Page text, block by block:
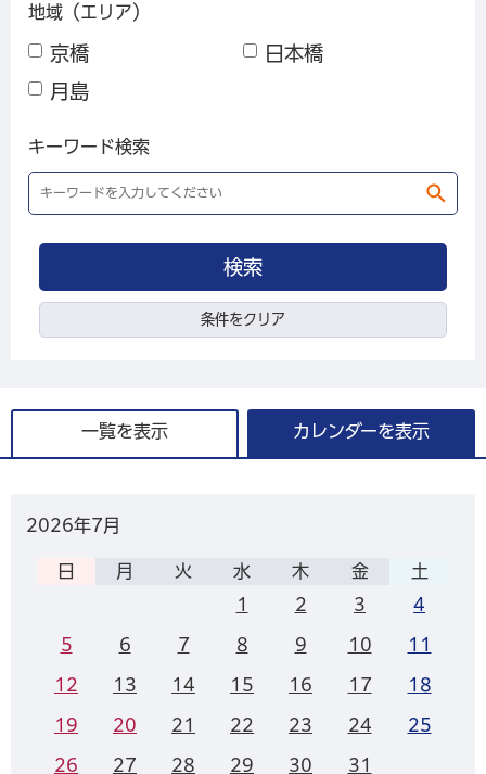
地域（エリア）
京橋
日本橋
月島
キーワード検索
条件をクリア
一覧を表示 カレンダーを表示
2026年7月
日 月 火 水 木 金
土
1
2 3 4
5 6 7 8 9 10 11
12 13 14 15 16 17 18
19 20 21 22 23 24 25
26 27 28 29 30 31